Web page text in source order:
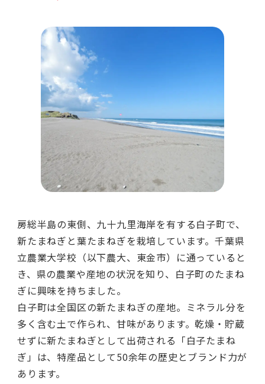
房総半島の東側、九十九里海岸を有する白子町で、
新たまねぎと葉たまねぎを栽培しています。千葉県
立農業大学校（以下農大、東金市）に通っていると
き、県の農業や産地の状況を知り、白子町のたまね
ぎに興味を持ちました。
白子町は全国区の新たまねぎの産地。ミネラル分を
多く含む土で作られ、甘味があります。乾燥・貯蔵
せずに新たまねぎとして出荷される「白子たまね
ぎ」は、特産品として50余年の歴史とブランド力が
あります。